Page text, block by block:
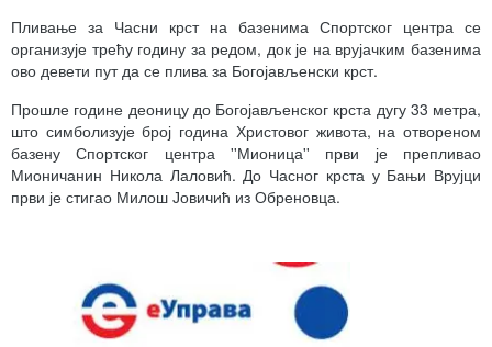
Пливање за Часни крст на базенима Спортског центра се
организује трећу годину за редом, док је на врујачким базенима
ово девети пут да се плива за Богојављенски крст.
Прошле године деоницу до Богојављенског крста дугу 33 метра,
што симболизује број година Христовог живота, на отвореном
базену Спортског центра ''Мионица'' први је препливао
Мионичанин Никола Лаловић. До Часног крста у Бањи Врујци
први је стигао Милош Јовичић из Обреновца.